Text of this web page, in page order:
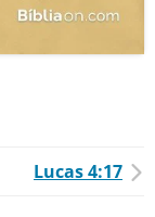
Lucas 4:17